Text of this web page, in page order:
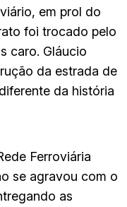
em prol do
foi trocado pelo
caro. Gláucio
da estrada de
da história
Ferroviária
se agravou com o
as